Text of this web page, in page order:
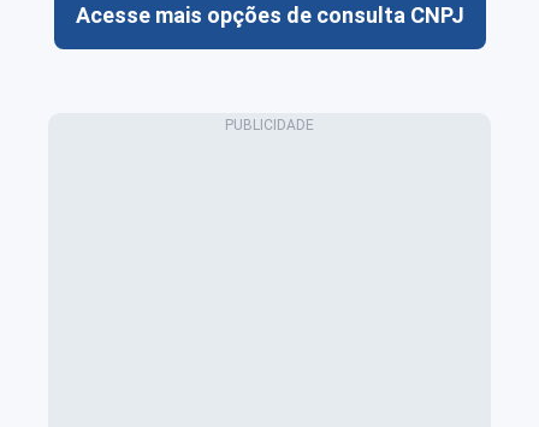
Acesse mais opções de consulta CNPJ